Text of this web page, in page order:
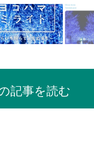
記事を読む